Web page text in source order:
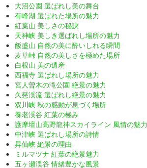
大沼公園 選ばれし美の舞台
有峰湖 選ばれた場所の魅力
紅葉山 美しさの秘訣
天神峡 美しき選ばれし場所の魅力
飯盛山 自然の美に酔いしれる瞬間
麦草峠 自然の美しさを極めた場所
白根山 美の遺産
西福寺 選ばれし場所の魅力
宮人曽木の滝公園 絶景の魅力
久慈渓流 選ばれし絶景の魅力
双川峡 秋の感動が息づく場所
養老渓谷 紅葉の極み
護摩壇山高野龍神スカイライン 風情の魅力
中津峡 選ばれし場所の詩情
昇仙峡 絶景の理由
ミルマツナ 紅葉の絶景魅力
五ヶ瀬渓谷 情緒豊かな風景